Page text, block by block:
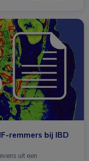
remmers bij IBD
uit een